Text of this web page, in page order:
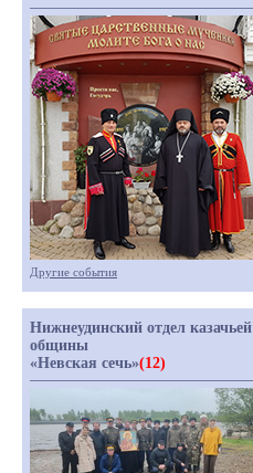
Другие события
Нижнеудинский отдел казачьей
общины
«Невская сечь»(12)